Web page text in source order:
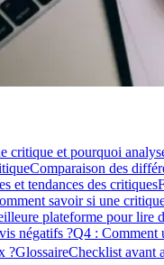
critique et pourquoi
Comparaison des
et tendances des critiques
savoir si une
plateforme pour lire
négatifs ?Q4 : Comment
?GlossaireChecklist avant